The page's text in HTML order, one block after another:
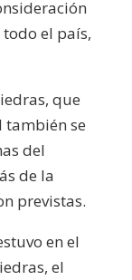
el país,
que
también se
del
de la
previstas.
en el
el